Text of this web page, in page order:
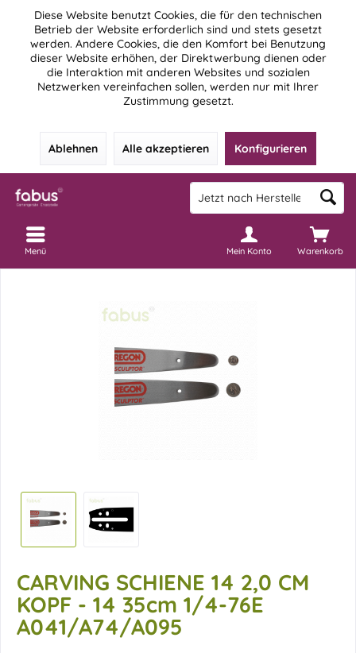
Diese Website benutzt Cookies, die für den technischen
Betrieb der Website erforderlich sind und stets gesetzt
werden. Andere Cookies, die den Komfort bei Benutzung
dieser Website erhöhen, der Direktwerbung dienen oder
die Interaktion mit anderen Websites und sozialen
Netzwerken vereinfachen sollen, werden nur mit Ihrer
Zustimmung gesetzt.
Ablehnen Alle akzeptieren Konfigurieren
Warenkorb
Mein Konto
Menü
CARVING SCHIENE 14 2,0 CM
KOPF - 14 35cm 1/4-76E
A041/A74/A095